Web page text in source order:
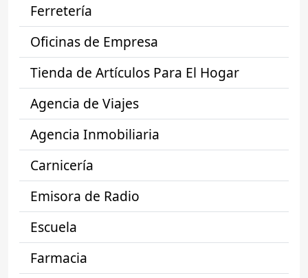
Ferretería
Oficinas de Empresa
Tienda de Artículos Para El Hogar
Agencia de Viajes
Agencia Inmobiliaria
Carnicería
Emisora de Radio
Escuela
Farmacia